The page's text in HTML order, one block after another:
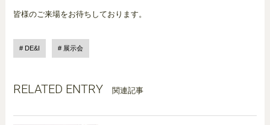
皆様のご来場をお待ちしております。
DE&I 展示会
RELATED ENTRY 関連記事